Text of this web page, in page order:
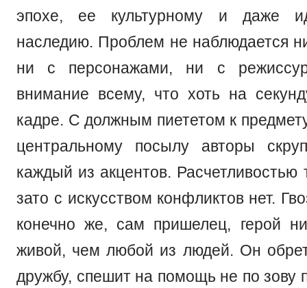
эпохе, ее культурному и даже
наследию. Проблем не наблюдается
ни с персонажами, ни с
внимание всему, что хоть на
кадре. С должным пиететом к
центральному посылу авторы
каждый из акцентов. Расчетливостью
зато с искусством конфликтов нет.
конечно же, сам пришелец, герой
живой, чем любой из людей. Он
дружбу, спешит на помощь не по зову